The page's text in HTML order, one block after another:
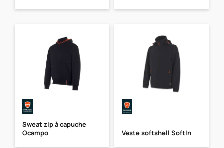
Sweat zip à capuche
Ocampo
Veste softshell SoftIn